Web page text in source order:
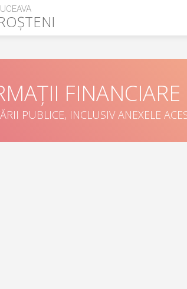
FINANCIARE
PUBLICE, INCLUSIV ANEXELE